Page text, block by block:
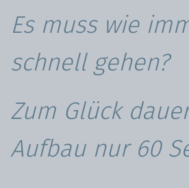
Es muss wie
schnell gehen?
Zum Glück
Aufbau nur 60